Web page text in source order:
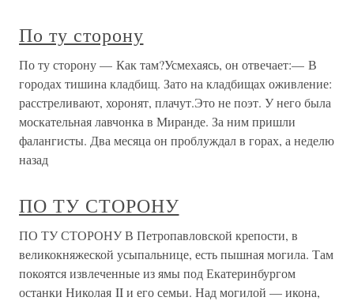
По ту сторону
По ту сторону — Как там?Усмехаясь, он отвечает:— В
городах тишина кладбищ. Зато на кладбищах оживление:
расстреливают, хоронят, плачут.Это не поэт. У него была
москательная лавчонка в Миранде. За ним пришли
фалангисты. Два месяца он проблуждал в горах, а неделю
назад
ПО ТУ СТОРОНУ
ПО ТУ СТОРОНУ В Петропавловской крепости, в
великокняжеской усыпальнице, есть пышная могила. Там
покоятся извлеченные из ямы под Екатеринбургом
останки Николая II и его семьи. Над могилой — икона,